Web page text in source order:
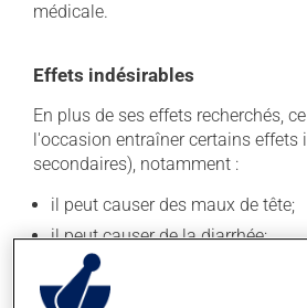
médicale.
Effets indésirables
En plus de ses effets recherchés,
l'occasion entraîner certains effets
secondaires), notamment :
il peut causer des maux de tête;
il peut causer de la diarrhée;
il peut faire apparaître des
sur la peau;